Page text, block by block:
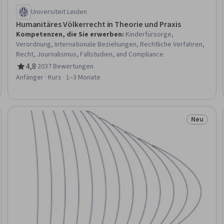
Universiteit Leiden
Humanitäres Völkerrecht in Theorie und Praxis
Kompetenzen, die Sie erwerben: Kinderfürsorge,
Verordnung, Internationale Beziehungen, Rechtliche Verfahren,
Recht, Journalismus, Fallstudien, and Compliance
4,8
Bewertung, 4,8 von 5 Sternen
·2037 Bewertungen
Anfänger · Kurs · 1–3 Monate
Status:
Neu